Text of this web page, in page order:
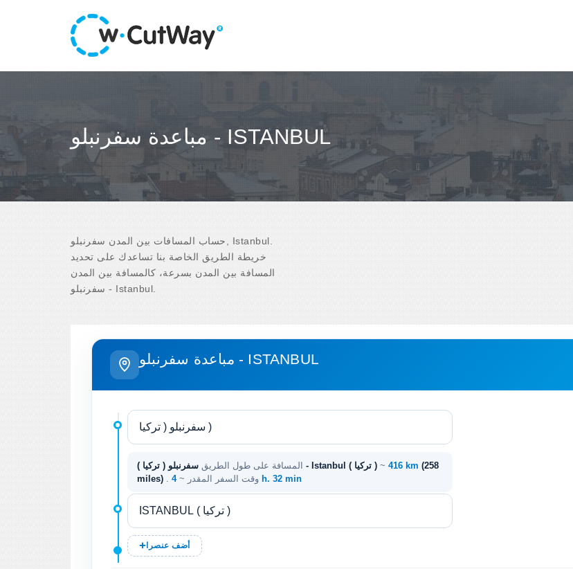
مباعدة سفرنبلو - ISTANBUL
حساب المسافات بين المدن سفرنبلو, Istanbul.
خريطة الطريق الخاصة بنا تساعدك على تحديد
المسافة بين المدن بسرعة، كالمسافة بين المدن
سفرنبلو - Istanbul.
مباعدة سفرنبلو - ISTANBUL
المسافة على طول الطريق سفرنبلو ( تركيا ) - Istanbul ( تركيا ) ~ 416 km (258
miles)
. وقت السفر المقدر ~ 4 h. 32 min
أضف عنصرا